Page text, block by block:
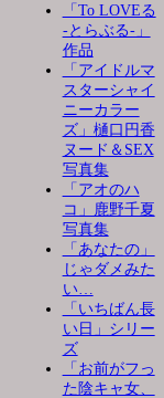
「To LOVEる
-とらぶる-」
作品
「アイドルマ
スターシャイ
ニーカラー
ズ」樋口円香
ヌード＆SEX
写真集
「アオのハ
コ」鹿野千夏
写真集
「あなたの」
じゃダメみた
い…
「いちばん長
い日」シリー
ズ
「お前がフっ
た陰キャ女、